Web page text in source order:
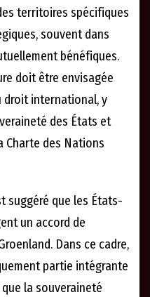
territoires spécifiques
souvent dans
bénéfiques.
doit être envisagée
droit international, y
des États et
Charte des Nations
suggéré que les États-
un accord de
Dans ce cadre,
partie intégrante
la souveraineté